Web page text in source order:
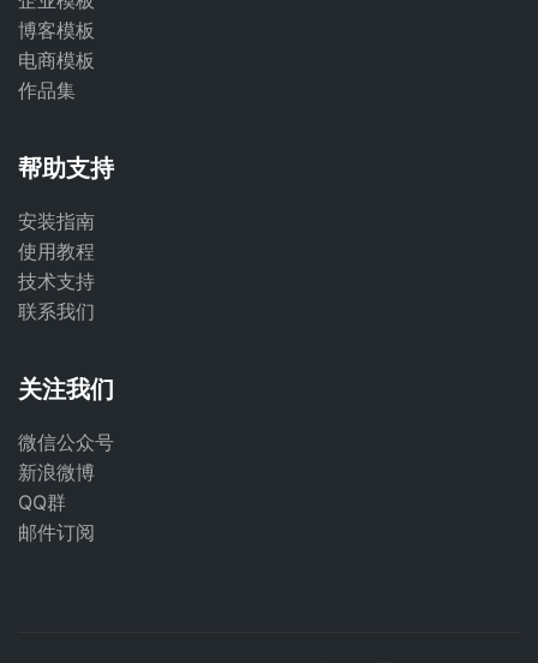
博客模板
电商模板
作品集
帮助支持
安装指南
使用教程
技术支持
联系我们
关注我们
微信公众号
新浪微博
QQ群
邮件订阅